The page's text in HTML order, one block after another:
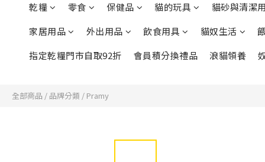
乾糧
零食 保健品 貓的玩具
貓砂與清潔
家居用品
外出用品 飲食用具 貓奴生活
指定乾糧門市自取92折
會員積分換禮品 浪貓領養
全部商品 / 品牌分類 / Pramy